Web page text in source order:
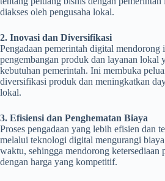
diakses oleh pengusaha lokal.
2. Inovasi dan Diversifikasi
Pengadaan pemerintah digital mendorong
pengembangan produk dan layanan lokal
kebutuhan pemerintah. Ini membuka
diversifikasi produk dan meningkatkan
lokal.
3. Efisiensi dan Penghematan Biaya
Proses pengadaan yang lebih efisien dan
melalui teknologi digital mengurangi
waktu, sehingga mendorong ketersediaan
dengan harga yang kompetitif.